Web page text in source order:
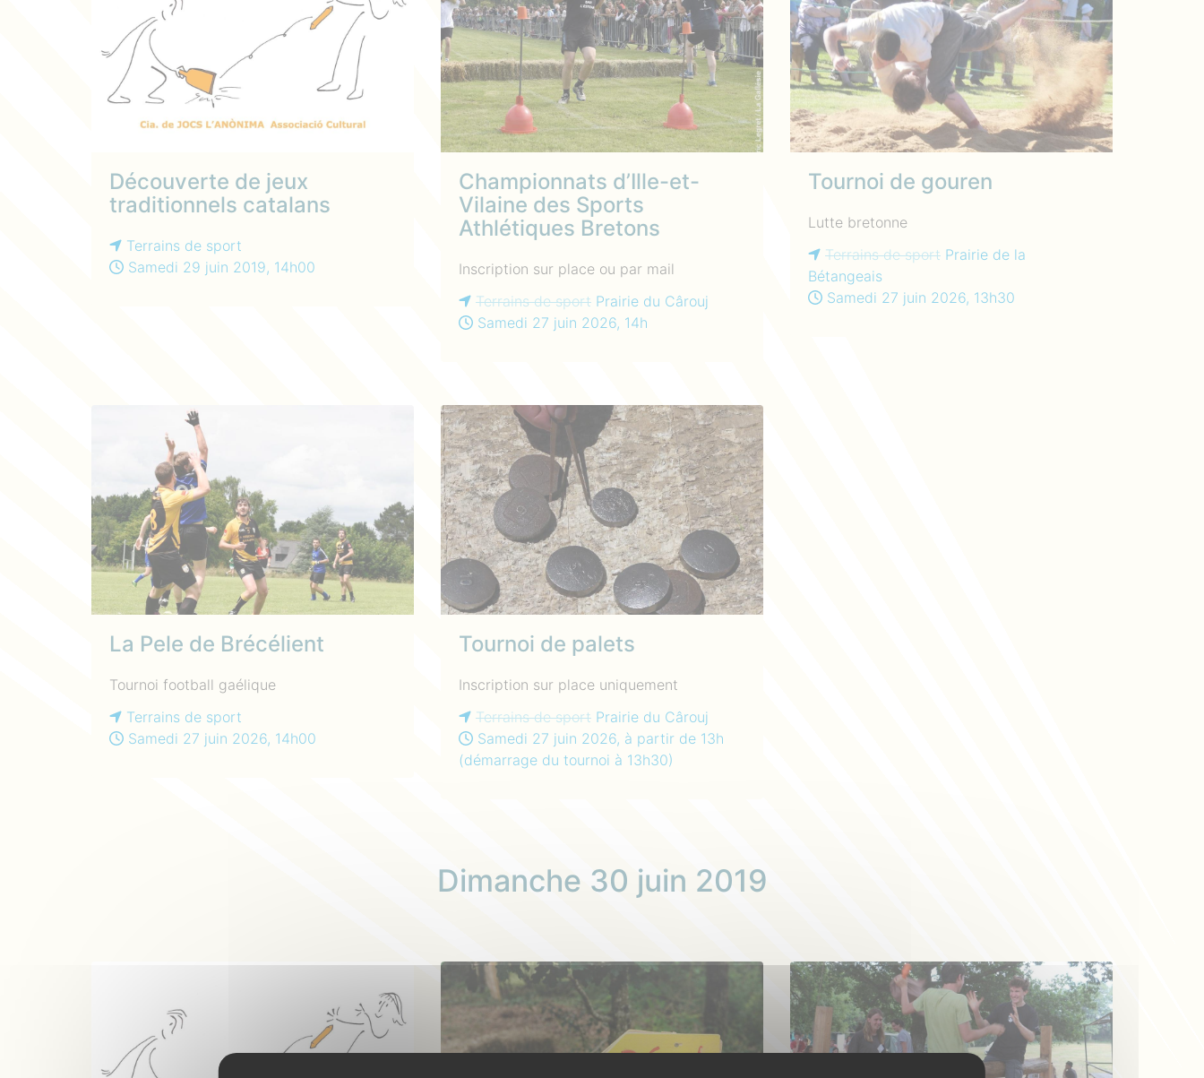
Découverte de jeux
traditionnels catalans
Terrains de sport
Samedi 29 juin 2019, 14h00
Championnats d’Ille-et-
Vilaine des Sports
Athlétiques Bretons
Inscription sur place ou par mail
Terrains de sport Prairie du Cârouj
Samedi 27 juin 2026, 14h
Tournoi de gouren
Lutte bretonne
Terrains de sport Prairie de la
Bétangeais
Samedi 27 juin 2026, 13h30
La Pele de Brécélient
Tournoi football gaélique
Terrains de sport
Samedi 27 juin 2026, 14h00
Tournoi de palets
Inscription sur place uniquement
Terrains de sport Prairie du Cârouj
Samedi 27 juin 2026, à partir de 13h
(démarrage du tournoi à 13h30)
Dimanche 30 juin 2019